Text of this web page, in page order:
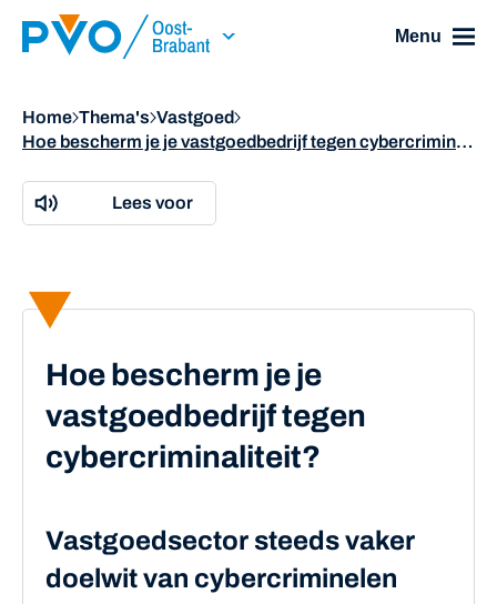
Skip Navigation or Skip to Content
Menu
Home Thema's
Vastgoed
Hoe bescherm je je vastgoedbedrijf tegen cybercriminaliteit?
Lees voor
Hoe bescherm je je
vastgoedbedrijf tegen
cybercriminaliteit?
Vastgoedsector steeds vaker
doelwit van cybercriminelen